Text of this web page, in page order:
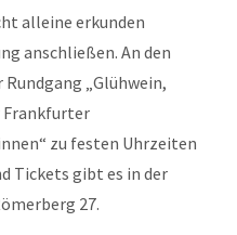
alleine erkunden
anschließen. An den
„Glühwein,
Frankfurter
zu festen Uhrzeiten
Tickets gibt es in der
27.